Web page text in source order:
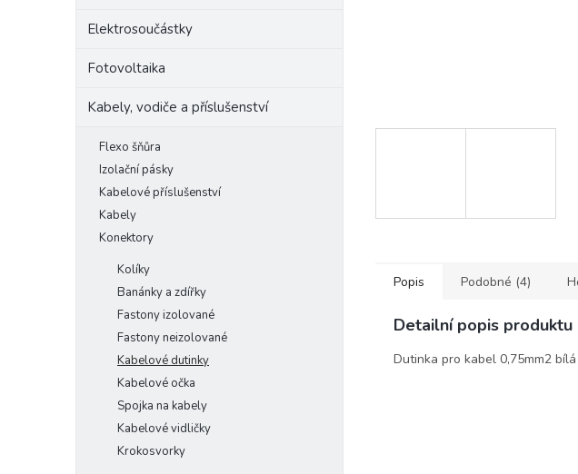
Elektrosoučástky
Fotovoltaika
Kabely, vodiče a příslušenství
Flexo šňůra
Izolační pásky
Kabelové příslušenství
Kabely
Konektory
Kolíky
Banánky a zdířky
Fastony izolované
Fastony neizolované
Kabelové dutinky
Kabelové očka
Spojka na kabely
Kabelové vidličky
Krokosvorky
Popis Podobné (4)
Detailní popis produktu
Dutinka pro kabel 0,75mm2 bílá